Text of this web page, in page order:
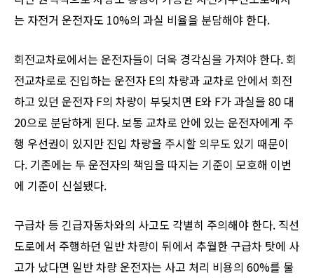
는 자전거 운전자도 10%의 과실 비율을 분담해야 한다.
회전교차로에서는 운전자들이 더욱 경각심을 가져야 한다. 회
전교차로로 진입하는 운전자 E의 차량과 교차로 안에서 회전
하고 있던 운전자 F의 차량이 부딪치면 E와 F가 과실을 80 대
20으로 분담하게 된다. 보통 교차로 안에 있는 운전자에게 주
행 우선권이 있지만 진입 차량을 주시할 의무도 있기 때문이
다. 기존에는 두 운전자의 책임을 따지는 기준이 모호해 이번
에 기준이 신설됐다.
구급차 등 긴급자동차와의 사고도 각별히 주의해야 한다. 직선
도로에서 주행하던 일반 차량이 뒤에서 추월한 구급차 탓에 사
고가 났다면 일반 차량 운전자는 사고 처리 비용의 60%를 물